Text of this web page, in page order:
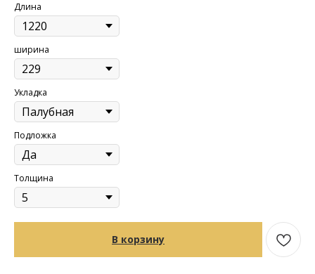
Длина
ширина
Укладка
Подложка
Толщина
В корзину